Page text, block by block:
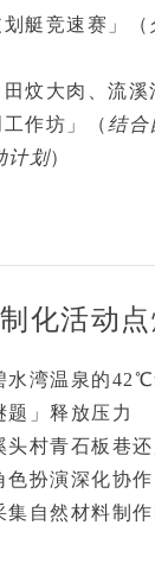
艇竞速赛」 （
炆大肉、流溪
作坊」 （ 结合
计划）
化活动
水湾温泉 的42℃
题」释放压力
头村青石板巷
色扮演深化协作
集自然材料制作